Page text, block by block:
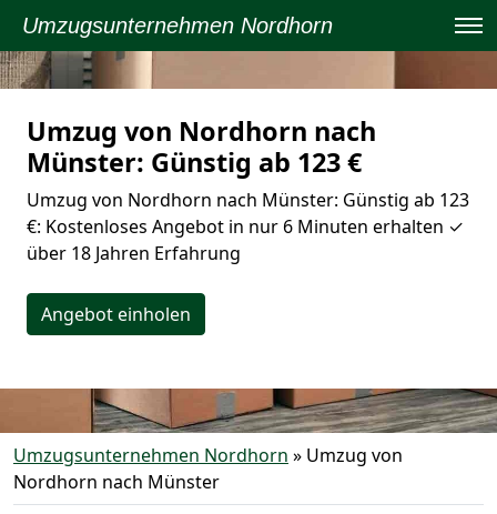
Umzugsunternehmen Nordhorn
Umzug von Nordhorn nach
Münster: Günstig ab 123 €
Umzug von Nordhorn nach Münster: Günstig ab 123
€: Kostenloses Angebot in nur 6 Minuten erhalten ✓
über 18 Jahren Erfahrung
Angebot einholen
Umzugsunternehmen Nordhorn » Umzug von
Nordhorn nach Münster